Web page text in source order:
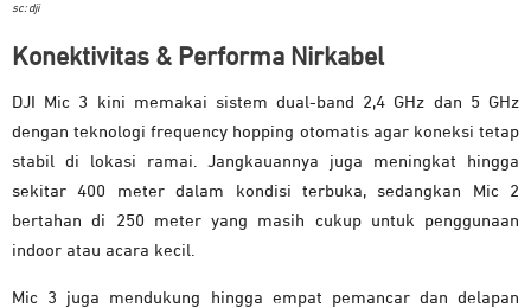
sc: dji
Konektivitas & Performa Nirkabel
DJI Mic 3 kini memakai sistem dual-band 2,4 GHz dan 5 GHz
dengan teknologi frequency hopping otomatis agar koneksi tetap
stabil di lokasi ramai. Jangkauannya juga meningkat hingga
sekitar 400 meter dalam kondisi terbuka, sedangkan Mic 2
bertahan di 250 meter yang masih cukup untuk penggunaan
indoor atau acara kecil.
Mic 3 juga mendukung hingga empat pemancar dan delapan